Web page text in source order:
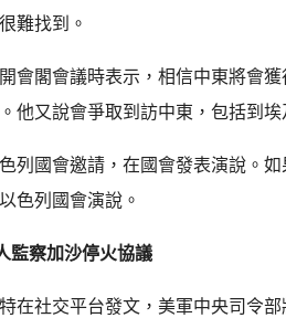
難找到。
會閣會議時表示，相信中東將會
他又說會爭取到訪中東，包括到埃
列國會邀請，在國會發表演說。
色列國會演說。
監察加沙停火協議
在社交平台發文，美軍中央司令